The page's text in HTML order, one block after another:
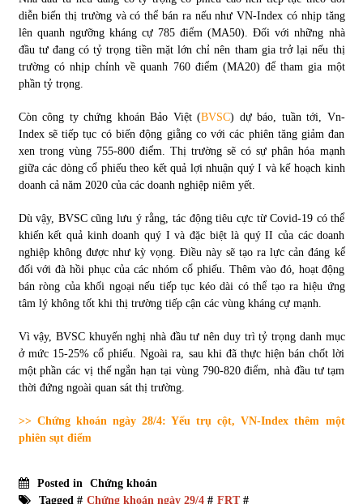
diễn biến thị trường và có thể bán ra nếu như VN-Index có nhịp tăng
lên quanh ngưỡng kháng cự 785 điểm (MA50). Đối với những nhà
đầu tư đang có tỷ trọng tiền mặt lớn chỉ nên tham gia trở lại nếu thị
trường có nhịp chỉnh về quanh 760 điểm (MA20) để tham gia một
phần tỷ trọng.
Còn công ty chứng khoán Bảo Việt (BVSC) dự báo, tuần tới, Vn-
Index sẽ tiếp tục có biến động giằng co với các phiên tăng giảm đan
xen trong vùng 755-800 điểm. Thị trường sẽ có sự phân hóa mạnh
giữa các dòng cổ phiếu theo kết quả lợi nhuận quý I và kế hoạch kinh
doanh cả năm 2020 của các doanh nghiệp niêm yết.
Dù vậy, BVSC cũng lưu ý rằng, tác động tiêu cực từ Covid-19 có thể
khiến kết quả kinh doanh quý I và đặc biệt là quý II của các doanh
nghiệp không được như kỳ vọng. Điều này sẽ tạo ra lực cản đáng kể
đối với đà hồi phục của các nhóm cổ phiếu. Thêm vào đó, hoạt động
bán ròng của khối ngoại nếu tiếp tục kéo dài có thể tạo ra hiệu ứng
tâm lý không tốt khi thị trường tiếp cận các vùng kháng cự mạnh.
Vì vậy, BVSC khuyến nghị nhà đầu tư nên duy trì tỷ trọng danh mục
ở mức 15-25% cổ phiếu. Ngoài ra, sau khi đã thực hiện bán chốt lời
một phần các vị thế ngắn hạn tại vùng 790-820 điểm, nhà đầu tư tạm
thời đứng ngoài quan sát thị trường.
>> Chứng khoán ngày 28/4: Yếu trụ cột, VN-Index thêm một
phiên sụt điểm
Posted in
Chứng khoán
Tagged # Chứng khoán ngày 29/4# FRT#